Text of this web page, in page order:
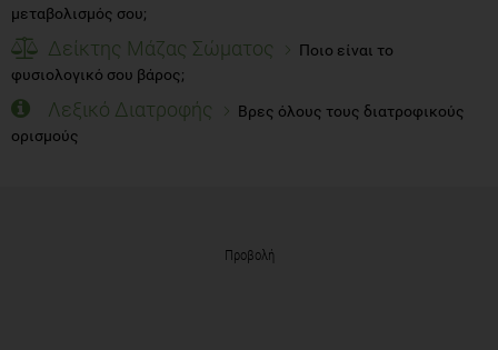
μεταβολισμός σου;
Δείκτης Μάζας Σώματος
Ποιο είναι το
φυσιολογικό σου βάρος;
Λεξικό Διατροφής
Βρες όλους τους διατροφικούς
ορισμούς
Προβολή